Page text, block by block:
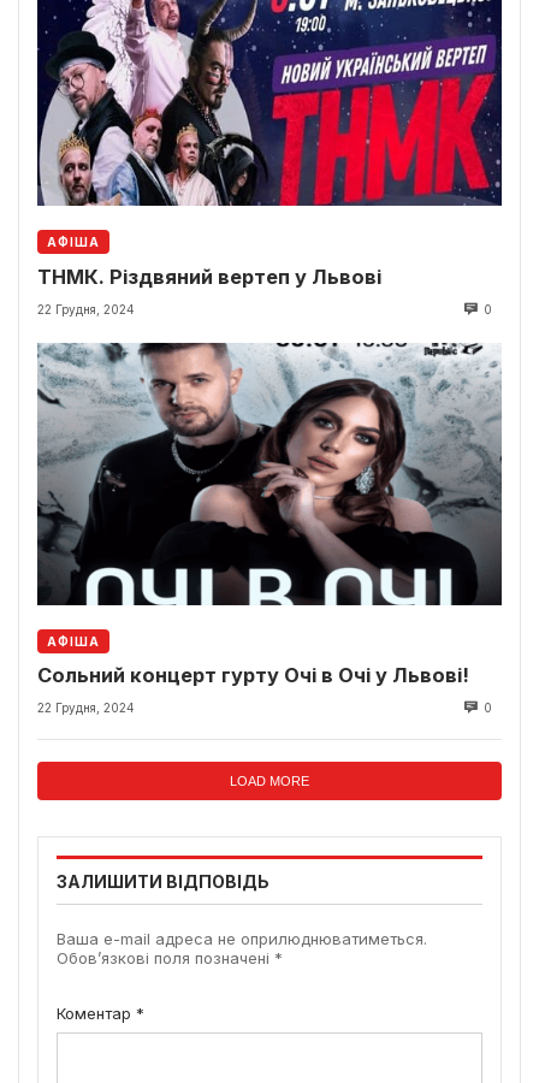
АФІША
ТНМК. Різдвяний вертеп у Львові
22 Грудня, 2024 0
АФІША
Сольний концерт гурту Очі в Очі у Львові!
22 Грудня, 2024 0
LOAD MORE
ЗАЛИШИТИ ВІДПОВІДЬ
Ваша e-mail адреса не оприлюднюватиметься.
Обов’язкові поля позначені *
Коментар *